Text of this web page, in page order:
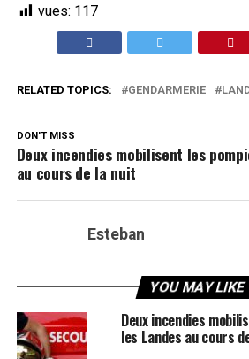
vues: 117
RELATED TOPICS: GENDARMERIE
DON'T MISS
Deux incendies mobilisent les
au cours de la nuit
Esteban
YOU MAY LIKE
Deux incendies
les Landes au cours